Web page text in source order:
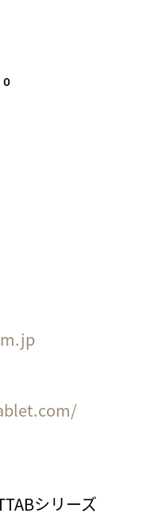
シリーズ